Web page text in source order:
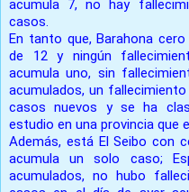
acumula 7, no hay
casos.
En tanto que, Barahona
de 12 y ningún
acumula uno, sin
acumulados, un
casos nuevos y se ha
estudio en una provincia que
Además, está El Seibo con
acumula un solo caso;
acumulados, no hubo